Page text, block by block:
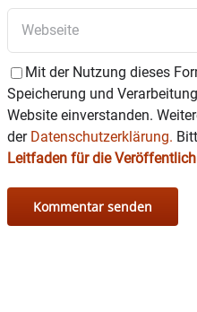
Mit der Nutzung dieses
Speicherung und
Website einverstanden.
der Datenschutzerklärung.
Leitfaden für die